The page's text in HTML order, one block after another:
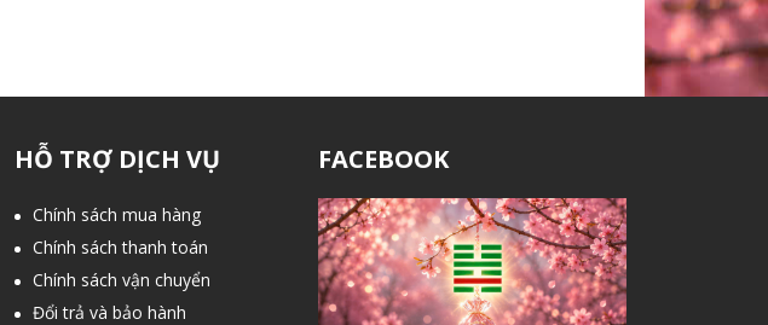
HỖ TRỢ DỊCH VỤ
Chính sách mua hàng
Chính sách thanh toán
Chính sách vận chuyển
Đổi trả và bảo hành
FACEBOOK